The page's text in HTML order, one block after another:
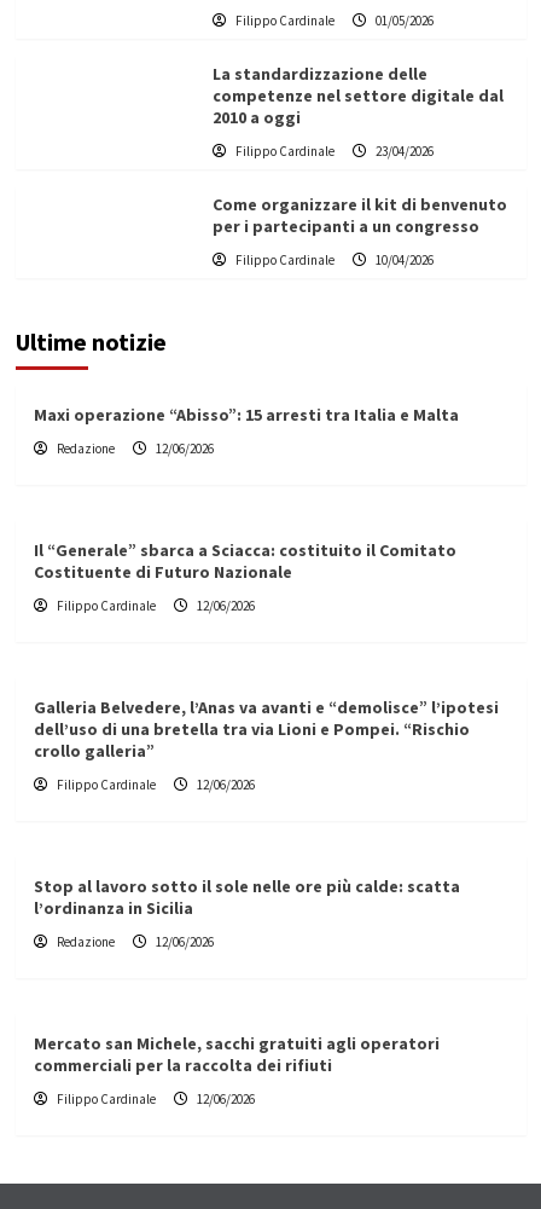
Filippo Cardinale 01/05/2026
La standardizzazione delle
competenze nel settore digitale dal
2010 a oggi
Filippo Cardinale 23/04/2026
Come organizzare il kit di benvenuto
per i partecipanti a un congresso
Filippo Cardinale 10/04/2026
Ultime notizie
Maxi operazione “Abisso”: 15 arresti tra Italia e Malta
Redazione 12/06/2026
Il “Generale” sbarca a Sciacca: costituito il Comitato
Costituente di Futuro Nazionale
Filippo Cardinale 12/06/2026
Galleria Belvedere, l’Anas va avanti e “demolisce” l’ipotesi
dell’uso di una bretella tra via Lioni e Pompei. “Rischio
crollo galleria”
Filippo Cardinale 12/06/2026
Stop al lavoro sotto il sole nelle ore più calde: scatta
l’ordinanza in Sicilia
Redazione 12/06/2026
Mercato san Michele, sacchi gratuiti agli operatori
commerciali per la raccolta dei rifiuti
Filippo Cardinale 12/06/2026